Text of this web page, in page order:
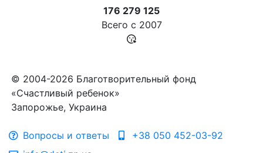
176 279 125
Всего с 2007
© 2004-2026 Благотворительный фонд
«Счастливый ребенок»
Запорожье, Украина
Вопросы и ответы
+38 050 452-03-92